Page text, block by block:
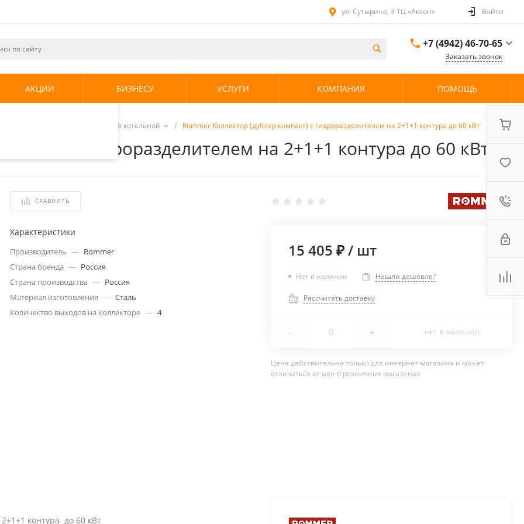
и
использования.
.
ул. Сутырина, 3 ТЦ «Аксон» Войти
+7 (4942) 46-70-65
ул. Сутырина, 3 ТЦ
Заказать звонок
АКЦИИ БИЗНЕСУ УСЛУГИ КОМПАНИЯ ПОМОЩЬ
Коллекторы для котельной / Rommer Коллектор (дублер компакт) с гидроразделителем на 2+1+1 контура до 60 кВт
с гидроразделителем на 2+1+1 контура до 60 кВт
СРАВНИТЬ
Характеристики
Производитель — Rommer
Страна бренда — Россия
Страна производства — Россия
Материал изготовления — Сталь
Количество выходов на коллекторе — 4
15 405 ₽/ шт
Нет в наличии Нашли дешевле?
Рассчитать доставку
- + НЕТ В НАЛИЧИИ
Цена действительна только для интернет-магазина и может
отличаться от цен в розничных магазинах
контура до 60 кВт